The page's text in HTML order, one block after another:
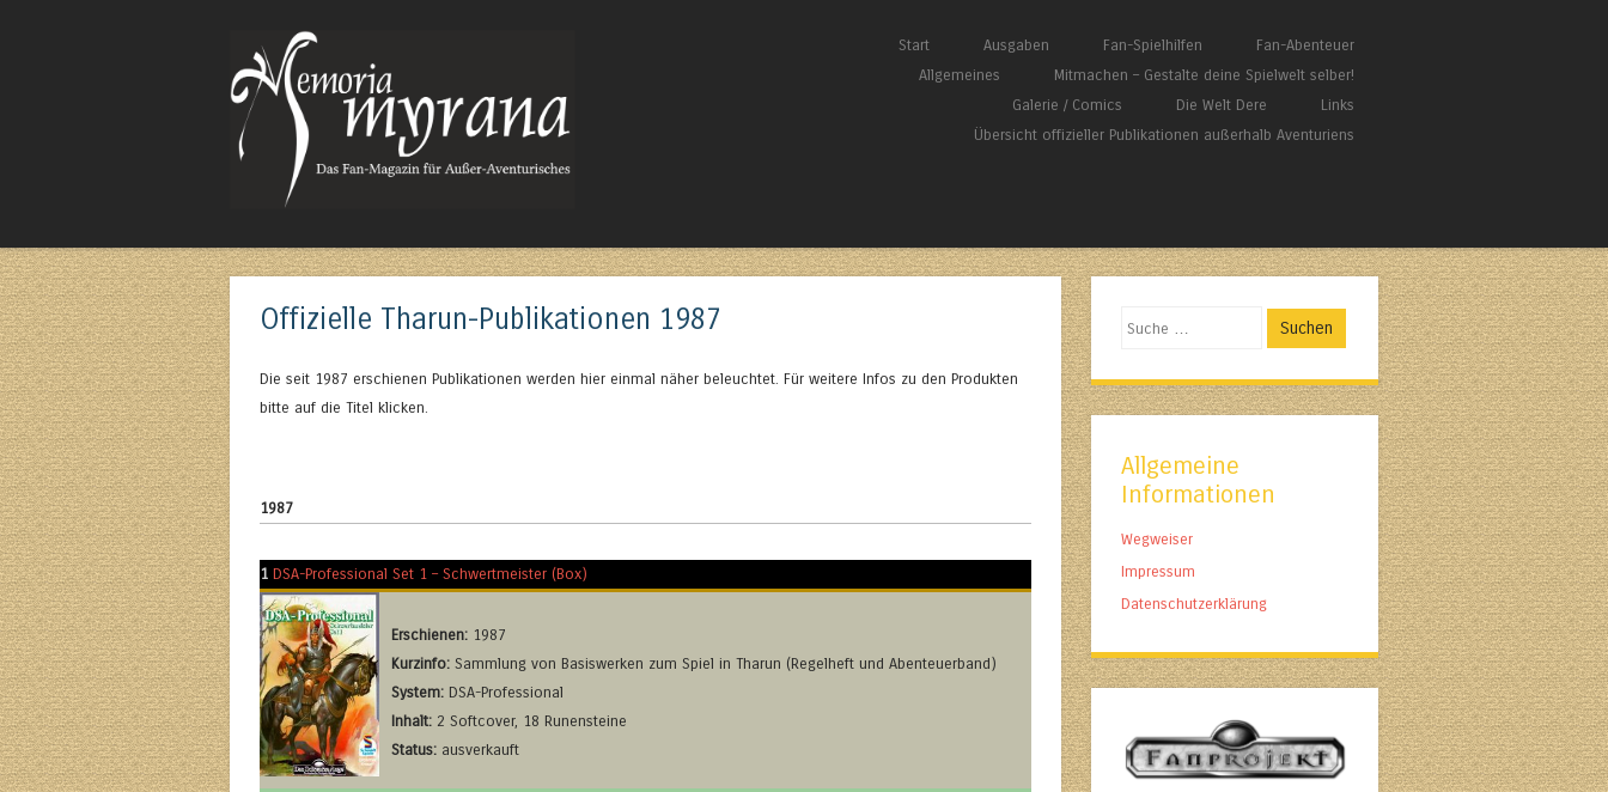
Springe zum Inhalt
Start Ausgaben Fan-Spielhilfen
Fan-Abenteuer
Allgemeines
Mitmachen – Gestalte deine Spielwelt selber!
Galerie / Comics
Die Welt Dere
Links
Übersicht offizieller Publikationen außerhalb Aventuriens
Offizielle Tharun-Publikationen 1987
Die seit 1987 erschienen Publikationen werden hier einmal näher beleuchtet. Für weitere Infos zu den Produkten
bitte auf die Titel klicken.
1987
1 DSA-Professional Set 1 – Schwertmeister (Box)
Erschienen: 1987
Kurzinfo: Sammlung von Basiswerken zum Spiel in Tharun (Regelheft und Abenteuerband)
System: DSA-Professional
Inhalt: 2 Softcover, 18 Runensteine
Status: ausverkauft
Suchen
Allgemeine
Informationen
Wegweiser
Impressum
Datenschutzerklärung